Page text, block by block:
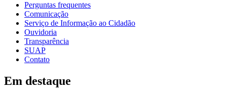
Perguntas frequentes
Comunicação
Serviço de Informação ao Cidadão
Ouvidoria
Transparência
SUAP
Contato
Em destaque